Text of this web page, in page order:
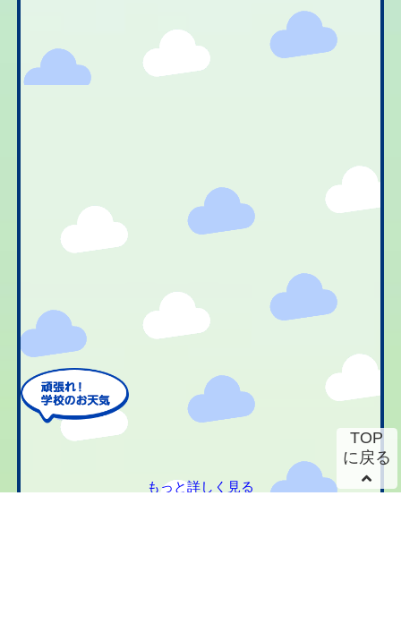
もっと詳しく見る
TOP
に戻る